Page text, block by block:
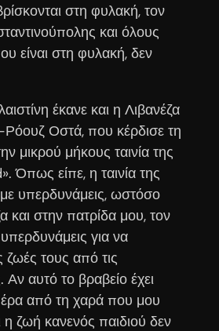
στη φυλακή, τον
και όλους
είναι στη φυλακή, δεν
έκανε και η Λιβανέζα
Οστά, που κέρδισε τη
μικρού μήκους ταινία της
Όπως είπε, η ταινία της
με υπερδυνάμεις, ωστόσο
και στην πατρίδα μου, τον
για να
ζωές τους από τις
Αν αυτό το βραβείο έχει
από τη χαρά που μου
η ζωή κανενός παιδιού δεν